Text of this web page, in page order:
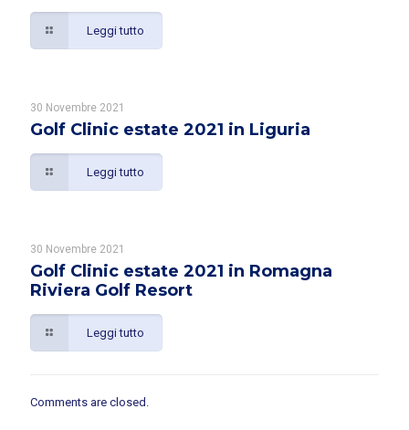
Leggi tutto
30 Novembre 2021
Golf Clinic estate 2021 in Liguria
Leggi tutto
30 Novembre 2021
Golf Clinic estate 2021 in Romagna
Riviera Golf Resort
Leggi tutto
Comments are closed.